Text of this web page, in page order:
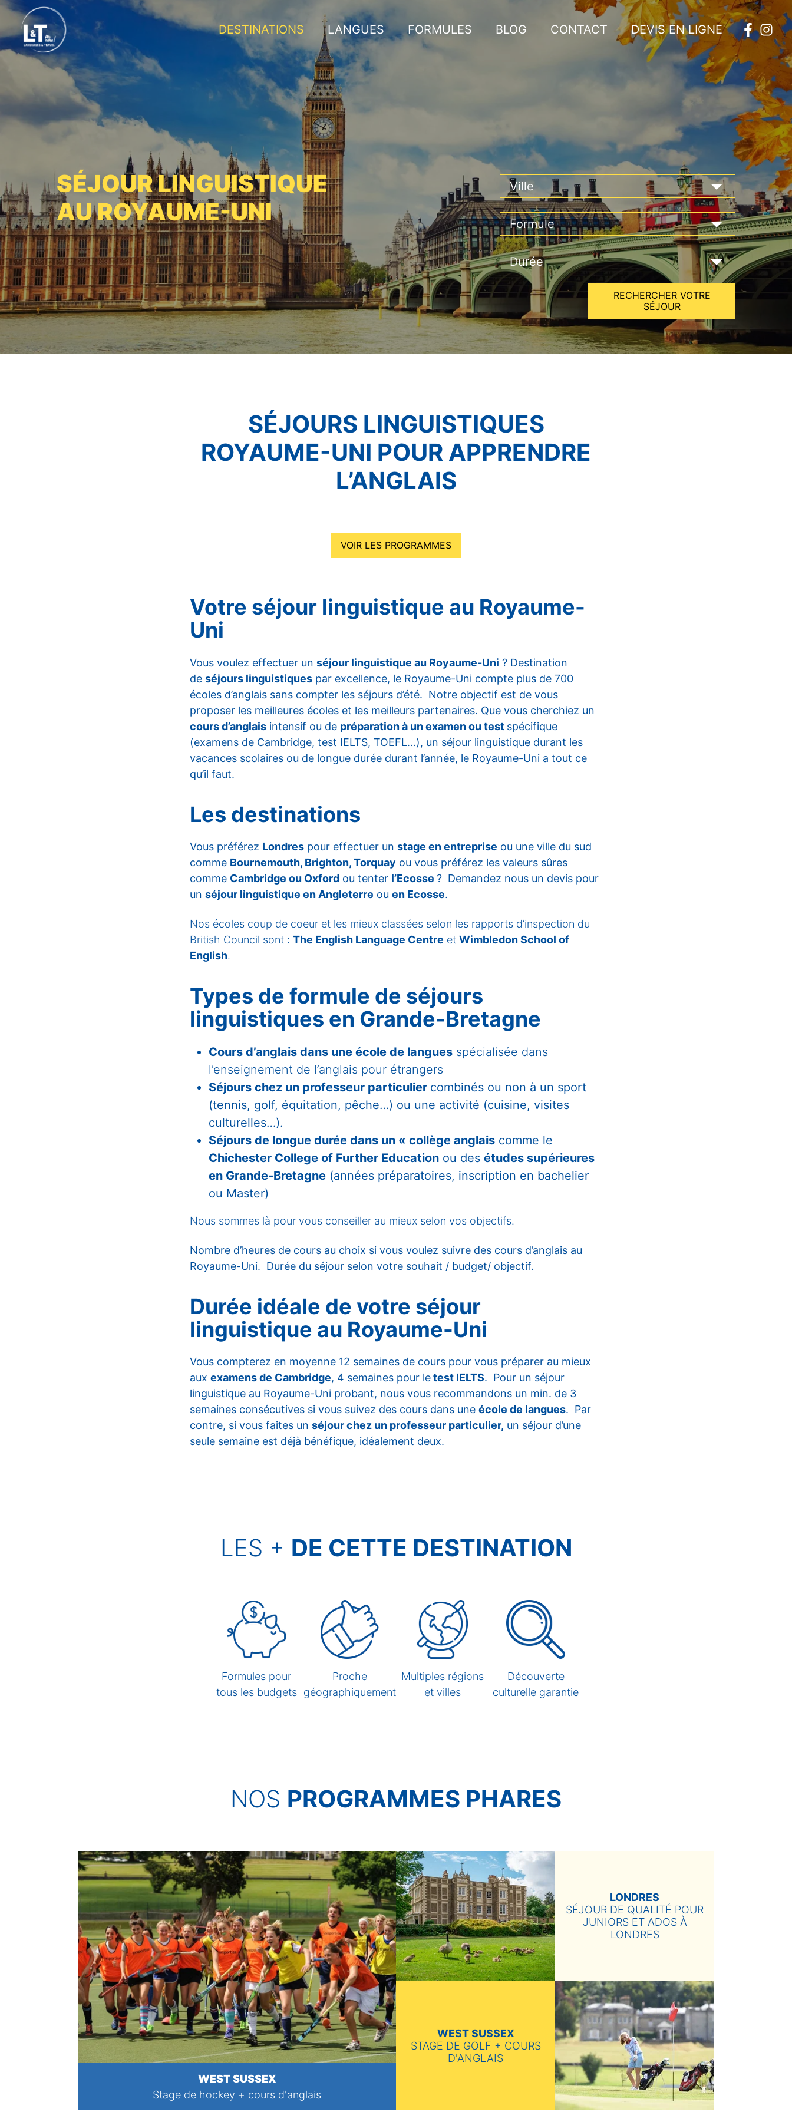
DESTINATIONS LANGUES FORMULES BLOG CONTACT DEVIS EN LIGNE
SÉJOUR LINGUISTIQUE
AU ROYAUME-UNI
RECHERCHER VOTRE
SÉJOUR
SÉJOURS LINGUISTIQUES
ROYAUME-UNI POUR APPRENDRE
L’ANGLAIS
VOIR LES PROGRAMMES
Votre séjour linguistique au Royaume-
Uni
Vous voulez effectuer un séjour linguistique au Royaume-Uni ? Destination
de séjours linguistiques par excellence, le Royaume-Uni compte plus de 700
écoles d’anglais sans compter les séjours d’été. Notre objectif est de vous
proposer les meilleures écoles et les meilleurs partenaires. Que vous cherchiez un
cours d’anglais intensif ou de préparation à un examen ou test spécifique
(examens de Cambridge, test IELTS, TOEFL…), un séjour linguistique durant les
vacances scolaires ou de longue durée durant l’année, le Royaume-Uni a tout ce
qu’il faut.
Les destinations
Vous préférez Londres pour effectuer un stage en entreprise ou une ville du sud
comme Bournemouth, Brighton, Torquay ou vous préférez les valeurs sûres
comme Cambridge ou Oxford ou tenter l’Ecosse ? Demandez nous un devis pour
un séjour linguistique en Angleterre ou en Ecosse.
Nos écoles coup de coeur et les mieux classées selon les rapports d’inspection du
British Council sont : The English Language Centre et Wimbledon School of
English.
Types de formule de séjours
linguistiques en Grande-Bretagne
Cours d’anglais dans une école de langues spécialisée dans
l’enseignement de l’anglais pour étrangers
Séjours chez un professeur particulier combinés ou non à un sport
(tennis, golf, équitation, pêche…) ou une activité (cuisine, visites
culturelles…).
Séjours de longue durée dans un « collège anglais comme le
Chichester College of Further Education ou des études supérieures
en Grande-Bretagne (années préparatoires, inscription en bachelier
ou Master)
Nous sommes là pour vous conseiller au mieux selon vos objectifs.
Nombre d’heures de cours au choix si vous voulez suivre des cours d’anglais au
Royaume-Uni. Durée du séjour selon votre souhait / budget/ objectif.
Durée idéale de votre séjour
linguistique au Royaume-Uni
Vous compterez en moyenne 12 semaines de cours pour vous préparer au mieux
aux examens de Cambridge, 4 semaines pour letest IELTS. Pour un séjour
linguistique au Royaume-Uni probant, nous vous recommandons un min. de 3
semaines consécutives si vous suivez des cours dans une école de langues. Par
contre, si vous faites un séjour chez un professeur particulier, un séjour d’une
seule semaine est déjà bénéfique, idéalement deux.
LES + DE CETTE DESTINATION
Formules pour
tous les budgets
Proche
géographiquement
Multiples régions
et villes
Découverte
culturelle garantie
NOS PROGRAMMES PHARES
WEST SUSSEX
Stage de hockey + cours d'anglais
LONDRES
SÉJOUR DE QUALITÉ POUR
JUNIORS ET ADOS À
LONDRES
WEST SUSSEX
STAGE DE GOLF + COURS
D'ANGLAIS